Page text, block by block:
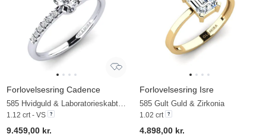
Forlovelsesring Cadence
1.12 crt - VS
9.459,00 kr.
Forlovelsesring Isre
585 Gult Guld & Zirkonia
1.02 crt
4.898,00 kr.